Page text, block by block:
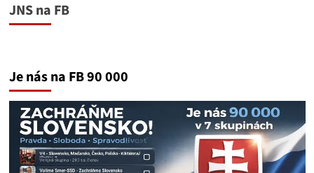
JNS na FB
Je nás na FB 90 000